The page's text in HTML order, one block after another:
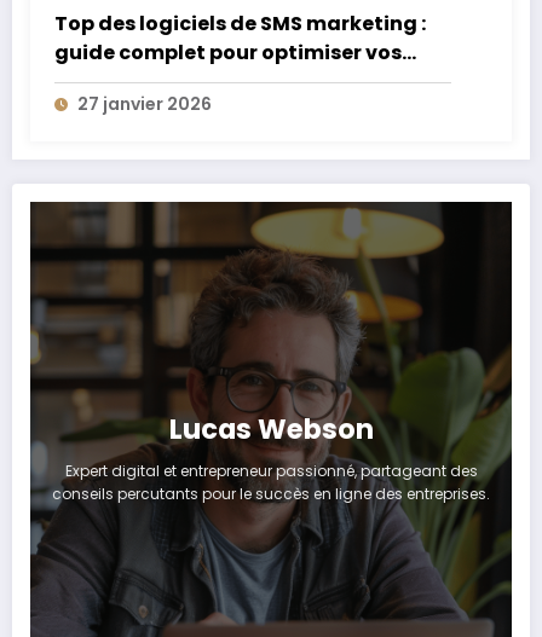
Top des logiciels de SMS marketing :
guide complet pour optimiser vos
campagnes
27 janvier 2026
Lucas Webson
Expert digital et entrepreneur passionné, partageant des
conseils percutants pour le succès en ligne des entreprises.